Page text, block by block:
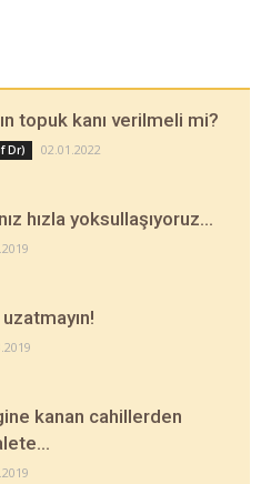
topuk kanı verilmeli mi?
Dr) 02.01.2022
hızla yoksullaşıyoruz…
kanan cahillerden